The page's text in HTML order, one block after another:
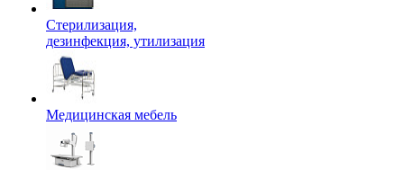
Стерилизация,
дезинфекция, утилизация
Медицинская мебель